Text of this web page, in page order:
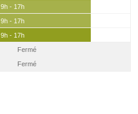
9h - 17h
9h - 17h
9h - 17h
Fermé
Fermé